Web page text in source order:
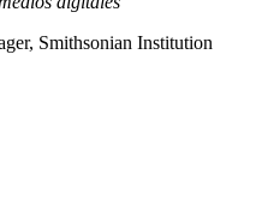
Smithsonian Institution